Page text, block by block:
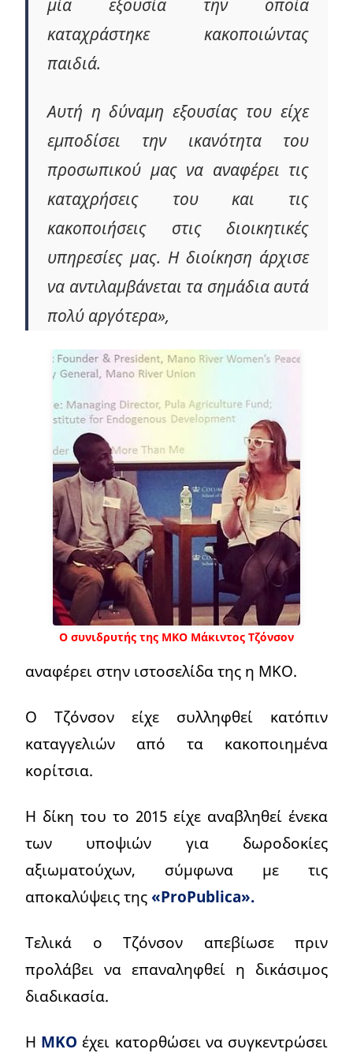
μία εξουσία την οποία
καταχράστηκε κακοποιώντας
παιδιά.
Αυτή η δύναμη εξουσίας του είχε
εμποδίσει την ικανότητα του
προσωπικού μας να αναφέρει τις
καταχρήσεις του και τις
κακοποιήσεις στις διοικητικές
υπηρεσίες μας. Η διοίκηση άρχισε
να αντιλαμβάνεται τα σημάδια αυτά
πολύ αργότερα»,
Ο συνιδρυτής της ΜΚΟ Μάκιντος Τζόνσον
αναφέρει στην ιστοσελίδα της η ΜΚΟ.
Ο Τζόνσον είχε συλληφθεί κατόπιν
καταγγελιών από τα κακοποιημένα
κορίτσια.
Η δίκη του το 2015 είχε αναβληθεί ένεκα
των υποψιών για δωροδοκίες
αξιωματούχων, σύμφωνα με τις
αποκαλύψεις της«ProPublica».
Τελικά ο Τζόνσον απεβίωσε πριν
προλάβει να επαναληφθεί η δικάσιμος
διαδικασία.
Η ΜΚΟέχει κατορθώσει να συγκεντρώσει